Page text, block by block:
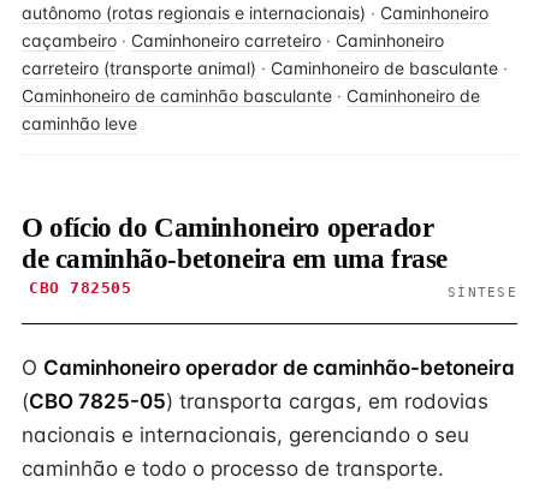
autônomo (rotas regionais e internacionais) · Caminhoneiro
caçambeiro · Caminhoneiro carreteiro · Caminhoneiro
carreteiro (transporte animal) · Caminhoneiro de basculante ·
Caminhoneiro de caminhão basculante · Caminhoneiro de
caminhão leve
O ofício do Caminhoneiro operador
de caminhão-betoneira em uma frase
CBO 782505 SÍNTESE
O Caminhoneiro operador de caminhão-betoneira
(CBO 7825-05) transporta cargas, em rodovias
nacionais e internacionais, gerenciando o seu
caminhão e todo o processo de transporte.